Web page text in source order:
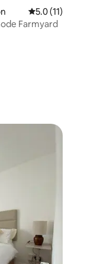
Calificación
5.0 (11)
Farmyard